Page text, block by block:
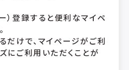
）登録すると便利なマイペ
だけで、マイページがご利
にご利用いただくことが